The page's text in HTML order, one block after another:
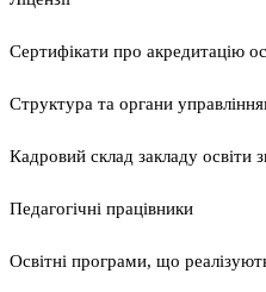
Сертифікати про акредитацію
Структура та органи
Кадровий склад закладу освіти
Педагогічні працівники
Освітні програми, що